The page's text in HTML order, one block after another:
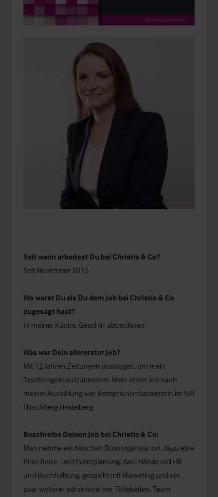
Seit wann arbeitest Du bei Christie & Co?
Seit November 2015
Wo warst Du als Du dem Job bei Christie & Co
zugesagt hast?
In meiner Küche, Geschirr abtrocknen.
Was war Dein allererster Job?
Mit 12 Jahren Zeitungen austragen, um mein
Taschengeld aufzubessern. Mein erster Job nach
meiner Ausbildung war Rezeptionsmitarbeiterin im NH
Hirschberg Heidelberg.
Beschreibe Deinen Job bei Christie & Co:
Man nehme ein bisschen Büroorganisation, dazu eine
Prise Reise- und Eventplanung, zwei Hände voll HR
und Buchhaltung, gespickt mit Marketing und ein
paar weiterer administrativer Tätigkeiten. Team